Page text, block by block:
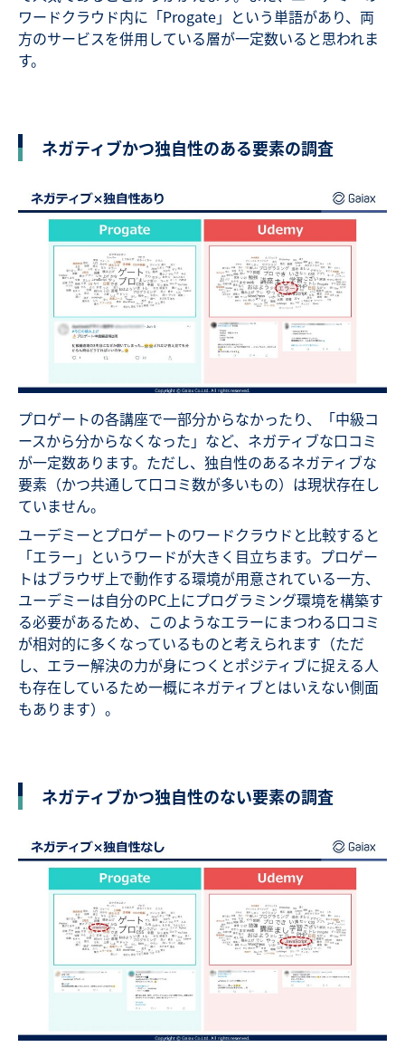
ワードクラウド内に「Progate」という単語があり、両
方のサービスを併用している層が一定数いると思われま
す。
ネガティブかつ独自性のある要素の調査
プロゲートの各講座で一部分からなかったり、「中級コ
ースから分からなくなった」など、ネガティブな口コミ
が一定数あります。ただし、独自性のあるネガティブな
要素（かつ共通して口コミ数が多いもの）は現状存在し
ていません。
ユーデミーとプロゲートのワードクラウドと比較すると
「エラー」というワードが大きく目立ちます。プロゲー
トはブラウザ上で動作する環境が用意されている一方、
ユーデミーは自分のPC上にプログラミング環境を構築す
る必要があるため、このようなエラーにまつわる口コミ
が相対的に多くなっているものと考えられます（ただ
し、エラー解決の力が身につくとポジティブに捉える人
も存在しているため一概にネガティブとはいえない側面
もあります）。
ネガティブかつ独自性のない要素の調査